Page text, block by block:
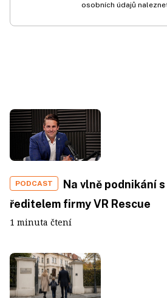
osobních údajů
PODCAST
Na vlně podnikání
ředitelem firmy VR Rescue
1 minuta čtení